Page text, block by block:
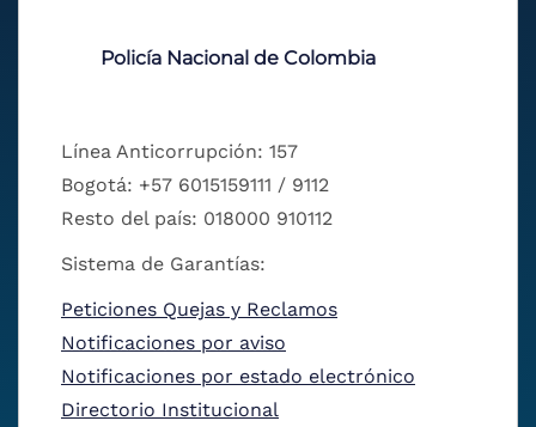
Policía Nacional de Colombia
Línea Anticorrupción: 157
Bogotá: +57 6015159111 / 9112
Resto del país: 018000 910112
Sistema de Garantías:
Peticiones Quejas y Reclamos
Notificaciones por aviso
Notificaciones por estado electrónico
Directorio Institucional